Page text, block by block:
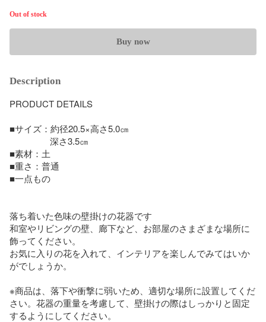
Out of stock
Buy now
Description
PRODUCT DETAILS
■サイズ：約径20.5×高さ5.0㎝
深さ3.5㎝
■素材：土
■重さ：普通
■一点もの
落ち着いた色味の壁掛けの花器です
和室やリビングの壁、廊下など、お部屋のさまざまな場所に
飾ってください。
お気に入りの花を入れて、インテリアを楽しんでみてはいか
がでしょうか。
※商品は、落下や衝撃に弱いため、適切な場所に設置してくだ
さい。花器の重量を考慮して、壁掛けの際はしっかりと固定
するようにしてください。